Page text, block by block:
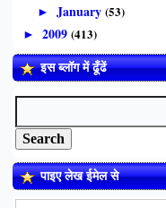
► January (53)
► 2009 (413)
इस ब्लॉग में ढूँढें
पाइए लेख ईमेल से